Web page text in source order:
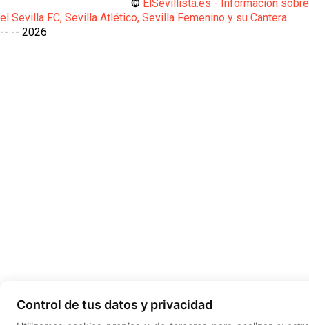
© ElSevillista.es - Información sobre
el Sevilla FC, Sevilla Atlético, Sevilla Femenino y su Cantera
-- --
Control de tus datos y privacidad
2026